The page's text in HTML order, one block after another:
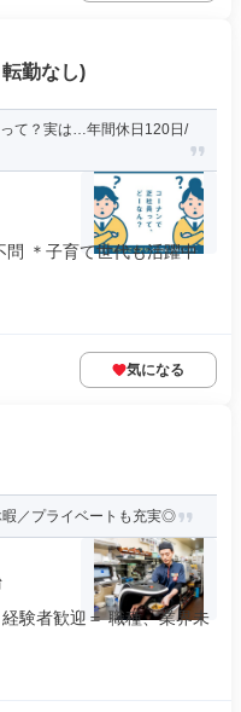
勤なし)
て？実は…年間休日120日/
＊子育て世代も活躍中
気になる
／プライベートも充実◎
験者歓迎＝ 職種、業界未